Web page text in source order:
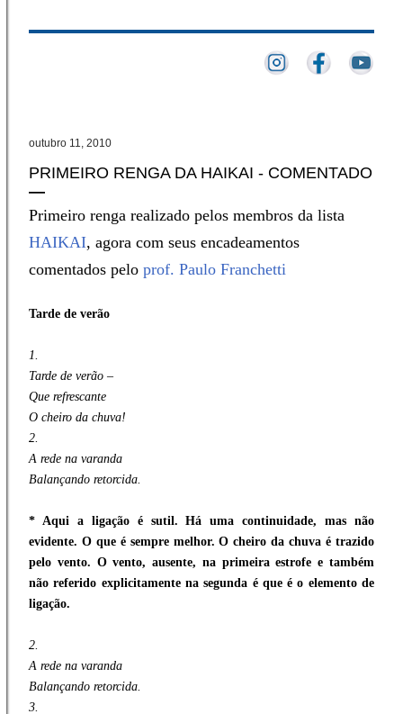
outubro 11, 2010
PRIMEIRO RENGA DA HAIKAI - COMENTADO
Primeiro renga realizado pelos membros da lista
HAIKAI, agora com seus encadeamentos
comentados pelo prof. Paulo Franchetti
Tarde de verão
1.
Tarde de verão –
Que refrescante
O cheiro da chuva!
2.
A rede na varanda
Balançando retorcida.
* Aqui a ligação é sutil. Há uma continuidade, mas não
evidente. O que é sempre melhor. O cheiro da chuva é trazido
pelo vento. O vento, ausente, na primeira estrofe e também
não referido explicitamente na segunda é que é o elemento de
ligação.
2.
A rede na varanda
Balançando retorcida.
3.